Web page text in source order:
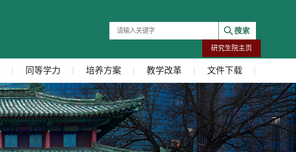
研究生院主页
同等学力 培养方案 教学改革 文件下载